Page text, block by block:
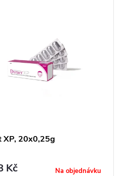
XP, 20x0,25g
Kč Na objednávku